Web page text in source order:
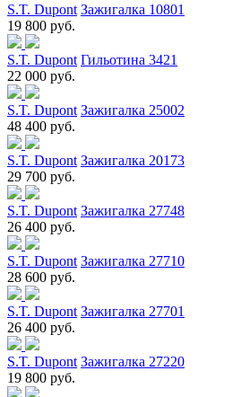
S.T. Dupont Зажигалка 10801
19 800 руб.
S.T. Dupont Гильотина 3421
22 000 руб.
S.T. Dupont Зажигалка 25002
48 400 руб.
S.T. Dupont Зажигалка 20173
29 700 руб.
S.T. Dupont Зажигалка 27748
26 400 руб.
S.T. Dupont Зажигалка 27710
28 600 руб.
S.T. Dupont Зажигалка 27701
26 400 руб.
S.T. Dupont Зажигалка 27220
19 800 руб.